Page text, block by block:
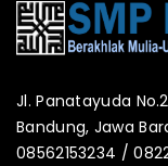
Jl. Panatayuda
Bandung, Jawa
08562153234 /